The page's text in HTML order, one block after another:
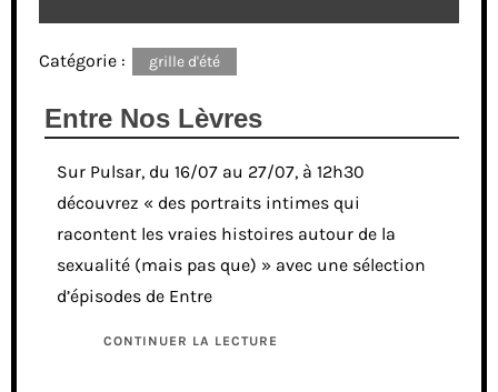
Catégorie : grille d'été
Entre Nos Lèvres
Sur Pulsar, du 16/07 au 27/07, à 12h30
découvrez « des portraits intimes qui
racontent les vraies histoires autour de la
sexualité (mais pas que) » avec une sélection
d’épisodes de Entre
CONTINUER LA LECTURE